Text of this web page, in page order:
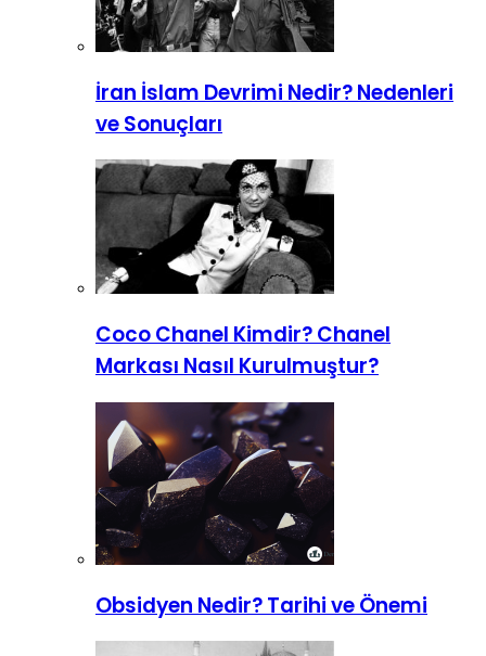
İran İslam Devrimi Nedir? Nedenleri
ve Sonuçları
Coco Chanel Kimdir? Chanel
Markası Nasıl Kurulmuştur?
Obsidyen Nedir? Tarihi ve Önemi